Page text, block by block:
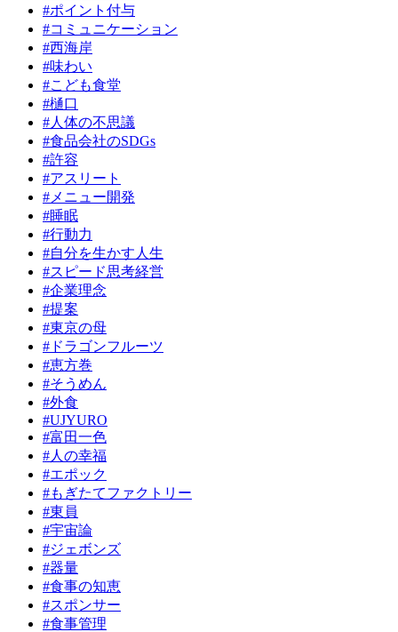
#ポイント付与
#コミュニケーション
#西海岸
#味わい
#こども食堂
#樋口
#人体の不思議
#食品会社のSDGs
#許容
#アスリート
#メニュー開発
#睡眠
#行動力
#自分を生かす人生
#スピード思考経営
#企業理念
#提案
#東京の母
#ドラゴンフルーツ
#恵方巻
#そうめん
#外食
#UJYURO
#富田一色
#人の幸福
#エポック
#もぎたてファクトリー
#東員
#宇宙論
#ジェボンズ
#器量
#食事の知恵
#スポンサー
#食事管理